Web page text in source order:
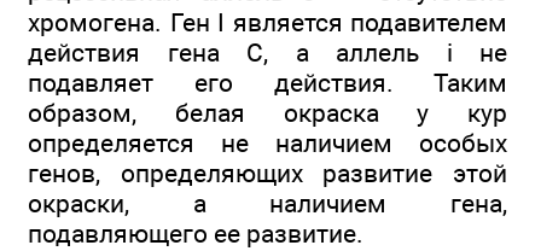
хромогена. Ген I является подавителем
действия гена С, а аллель i не
подавляет его действия. Таким
образом, белая окраска у кур
определяется не наличием особых
генов, определяющих развитие этой
окраски, а наличием гена,
подавляющего ее развитие.